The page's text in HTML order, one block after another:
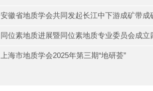
安徽省地质学会共同发起长江中下游成矿带成
同位素地质进展暨同位素地质专业委员会成
上海市地质学会2025年第三期“地研荟”